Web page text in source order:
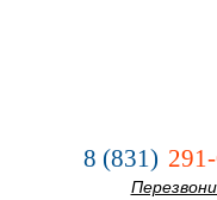
8 (831)